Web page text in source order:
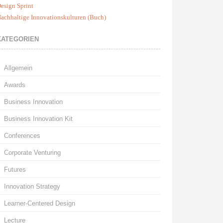
Sprint
Innovationskulturen (Buch)
Allgemein
Awards
Business Innovation
Business Innovation Kit
Conferences
Corporate Venturing
Futures
Innovation Strategy
Learner-Centered Design
Lecture